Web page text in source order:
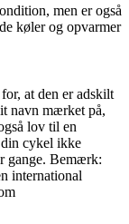
men er også
køler og opvarmer
at den er adskilt
navn mærket på,
lov til en
din cykel ikke
gange. Bemærk:
international